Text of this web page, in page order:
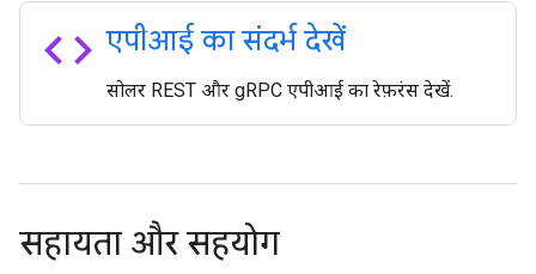
code एपीआई का संदर्भ देखें
सोलर REST और gRPC एपीआई का रेफ़रंस देखें.
सहायता और सहयोग